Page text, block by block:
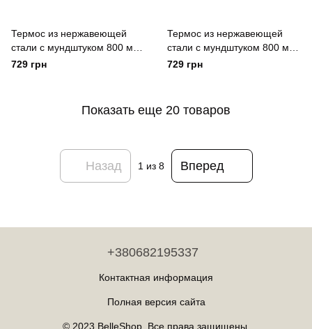
Термос из нержавеющей
стали с мундштуком 800 мл
Черный Yiwu Чорний
729 грн
Термос из нержавеющей
стали с мундштуком 800 мл
Зелёный Yiwu Зелений
729 грн
Показать еще 20 товаров
Назад 1 из 8 Вперед
+380682195337
Контактная информация
Полная версия сайта
© 2023 BelleShop. Все права защищены.